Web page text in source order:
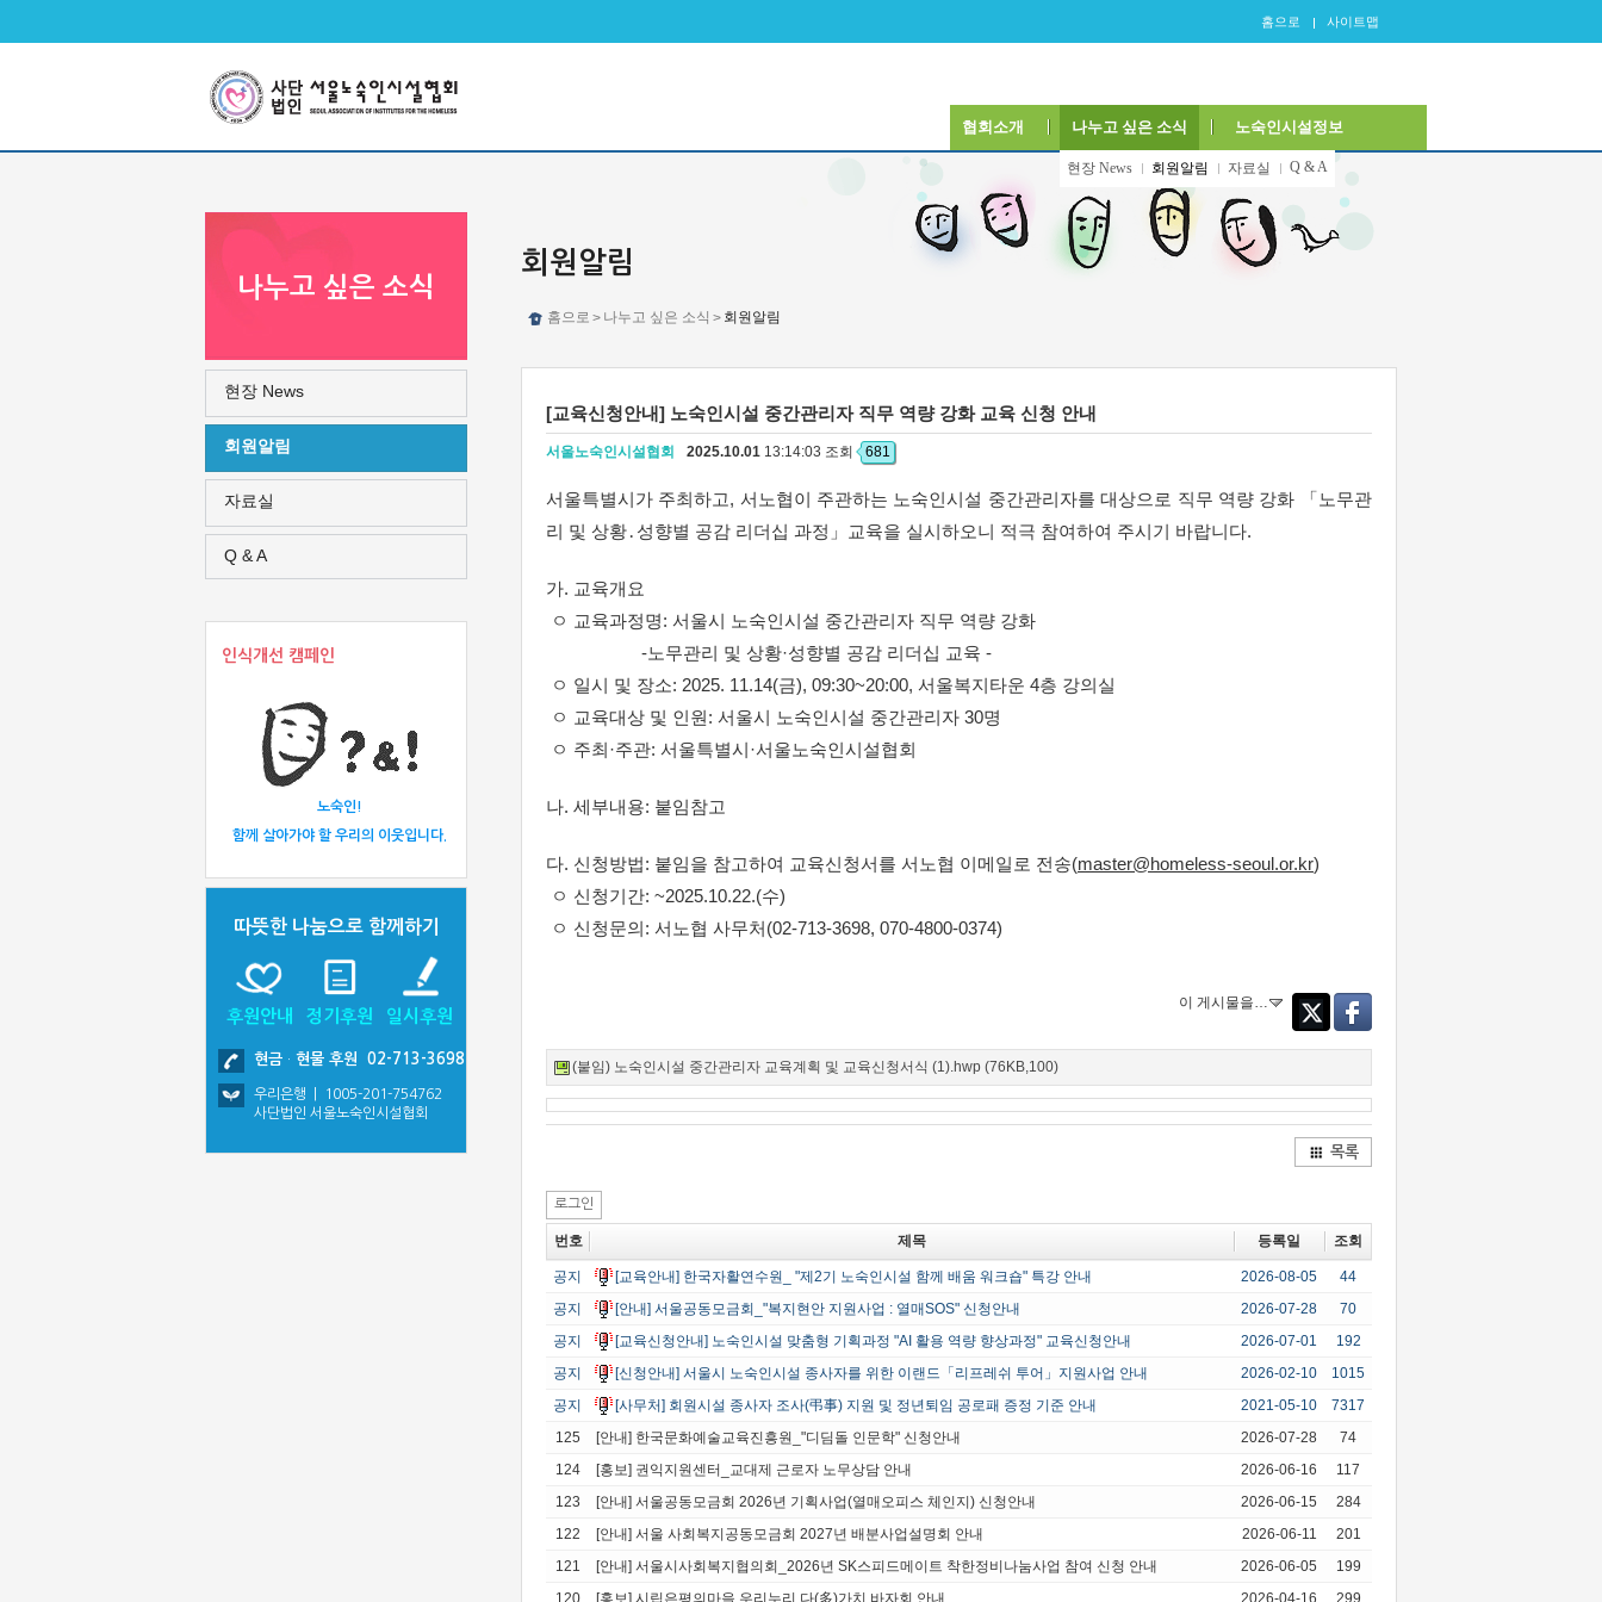
홈으로 사이트맵
협회소개 나누고 싶은 소식 노숙인시설정보
현장 News 회원알림 자료실 Q & A
회원알림
홈으로 > 나누고 싶은 소식 > 회원알림
[교육신청안내] 노숙인시설 중간관리자 직무 역량 강화 교육 신청 안내
서울노숙인시설협회 2025.10.01 13:14:03 조회 681
서울특별시가 주최하고, 서노협이 주관하는 노숙인시설 중간관리자를 대상으로 직무 역량 강화 「노무관
리 및 상황․성향별 공감 리더십 과정」교육을 실시하오니 적극 참여하여 주시기 바랍니다.
가. 교육개요
ㅇ 교육과정명: 서울시 노숙인시설 중간관리자 직무 역량 강화
-노무관리 및 상황·성향별 공감 리더십 교육 -
ㅇ 일시 및 장소: 2025. 11.14(금), 09:30~20:00, 서울복지타운 4층 강의실
ㅇ 교육대상 및 인원: 서울시 노숙인시설 중간관리자 30명
ㅇ 주최·주관: 서울특별시·서울노숙인시설협회
나. 세부내용: 붙임참고
다. 신청방법: 붙임을 참고하여 교육신청서를 서노협 이메일로 전송(master@homeless-seoul.or.kr)
ㅇ 신청기간: ~2025.10.22.(수)
ㅇ 신청문의: 서노협 사무처(02-713-3698, 070-4800-0374)
이 게시물을…
TwitterFacebook
(붙임) 노숙인시설 중간관리자 교육계획 및 교육신청서식 (1).hwp (76KB,100)
목록
로그인
번호 제목 등록일 조회
공지 [교육안내] 한국자활연수원_ "제2기 노숙인시설 함께 배움 워크숍" 특강 안내 2026-08-05
44
공지
[안내] 서울공동모금회_"복지현안 지원사업 : 열매SOS" 신청안내 2026-07-28
70
공지
[교육신청안내] 노숙인시설 맞춤형 기획과정 "AI 활용 역량 향상과정" 교육신청안내 2026-07-01
192
공지
[신청안내] 서울시 노숙인시설 종사자를 위한 이랜드「리프레쉬 투어」지원사업 안내 2026-02-10
1015
공지
[사무처] 회원시설 종사자 조사(弔事) 지원 및 정년퇴임 공로패 증정 기준 안내 2021-05-10
7317
125
[안내] 한국문화예술교육진흥원_"디딤돌 인문학" 신청안내 2026-07-28
74
124
[홍보] 권익지원센터_교대제 근로자 노무상담 안내 2026-06-16
117
123
[안내] 서울공동모금회 2026년 기획사업(열매오피스 체인지) 신청안내 2026-06-15
284
122
[안내] 서울 사회복지공동모금회 2027년 배분사업설명회 안내 2026-06-11
201
121
[안내] 서울시사회복지협의회_2026년 SK스피드메이트 착한정비나눔사업 참여 신청 안내 2026-06-05
199
120
[홍보] 시립은평의마을 우리누리 다(多)가치 바자회 안내 2026-04-16 299
나누고 싶은 소식
현장 News
회원알림
자료실
Q & A
인식개선 캠페인
노숙인!
함께 살아가야 할 우리의 이웃입니다.
따뜻한 나눔으로 함께하기
후원안내 정기후원 일시후원
현금 · 현물 후원 02-713-3698
우리은행 | 1005-201-754762
사단법인 서울노숙인시설협회